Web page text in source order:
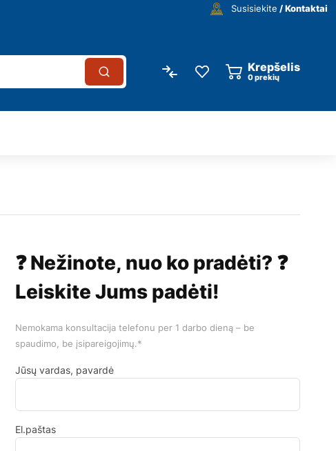
Susisiekite / Kontaktai
Krepšelis
0prekių
❓ Nežinote, nuo ko pradėti? ❓
Leiskite Jums padėti!
Nemokama konsultacija telefonu per 1 darbo dieną – be
spaudimo, be įsipareigojimų.*
Jūsų vardas, pavardė
El.paštas